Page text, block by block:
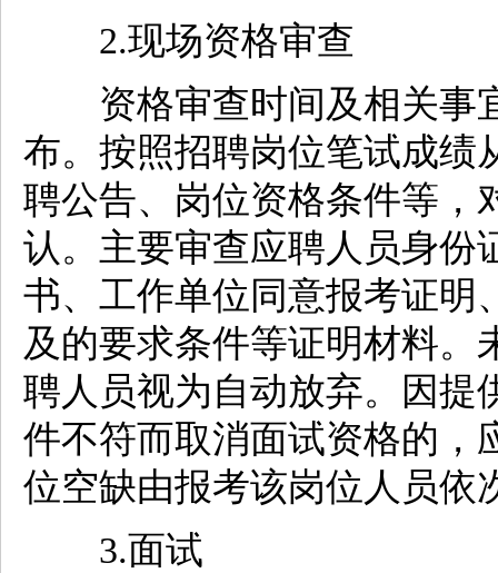
2.现场资格审查
资格审查时间及相关事
布。按照招聘岗位笔试成绩
聘公告、岗位资格条件等，
认。主要审查应聘人员身份
书、工作单位同意报考证明
及的要求条件等证明材料。
聘人员视为自动放弃。因提
件不符而取消面试资格的，
位空缺由报考该岗位人员依
3.面试